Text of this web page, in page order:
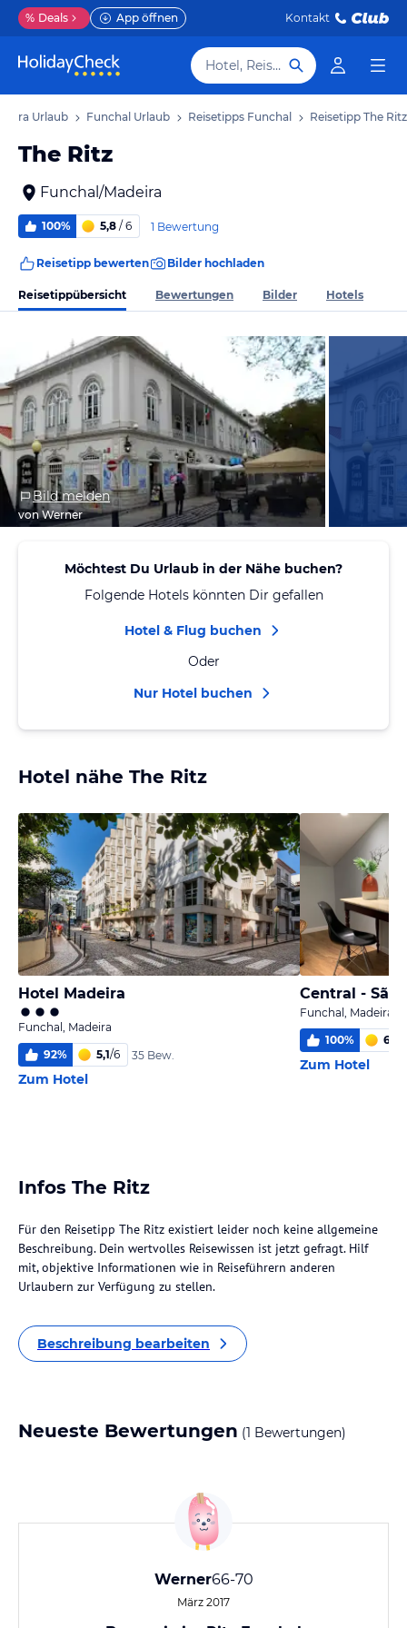
% Deals App öffnen Kontakt
Hotel, Reiseziel
Urlaub Funchal Urlaub Reisetipps Funchal Reisetipp The Ritz
The Ritz
Funchal/Madeira
100% 5,8 / 6 1 Bewertung
Reisetipp bewerten Bilder hochladen
Reisetippübersicht Bewertungen Bilder Hotels
Bild melden
von Werner
Möchtest Du Urlaub in der Nähe buchen?
Folgende Hotels könnten Dir gefallen
Hotel & Flug buchen
Oder
Nur Hotel buchen
Hotel nähe The Ritz
Hotel Madeira
Funchal, Madeira
92% 5,1/6 35 Bew.
Zum Hotel
Central - São
Funchal, Madeira
100% 6,0
Zum Hotel
Infos The Ritz
Für den Reisetipp The Ritz existiert leider noch keine allgemeine
Beschreibung. Dein wertvolles Reisewissen ist jetzt gefragt. Hilf
mit, objektive Informationen wie in Reiseführern anderen
Urlaubern zur Verfügung zu stellen.
Beschreibung bearbeiten
Neueste Bewertungen (1 Bewertungen)
Werner66-70
März 2017